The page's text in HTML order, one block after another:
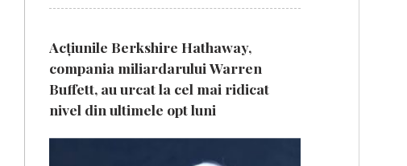
Acțiunile Berkshire Hathaway,
compania miliardarului Warren
Buffett, au urcat la cel mai ridicat
nivel din ultimele opt luni